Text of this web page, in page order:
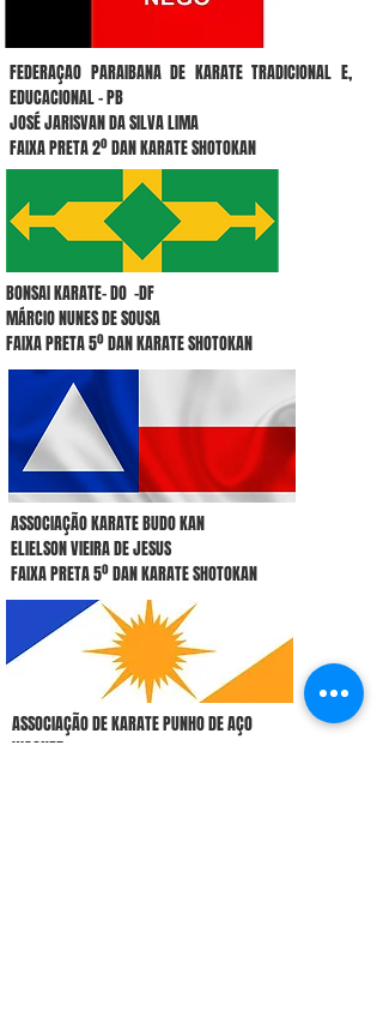
FEDERAÇAO PARAIBANA DE KARATE TRADICIONAL E,
EDUCACIONAL - PB
JOSÉ JARISVAN DA SILVA LIMA
FAIXA PRETA 2º DAN KARATE SHOTOKAN
BONSAI KARATE- DO -DF
MÁRCIO NUNES DE SOUSA
FAIXA PRETA 5º DAN KARATE SHOTOKAN
ASSOCIAÇÃO KARATE BUDO KAN
ELIELSON VIEIRA DE JESUS
FAIXA PRETA 5º DAN KARATE SHOTOKAN
ASSOCIAÇÃO DE KARATE PUNHO DE AÇO
WAGNER